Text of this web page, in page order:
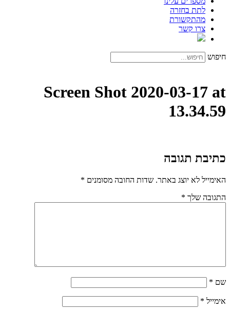
לתת בחזרה
מהתקשורת
צרו קשר
חיפוש
Screen Shot 2020-03-17 at
13.34.59
כתיבת תגובה
האימייל לא יוצג באתר. שדות החובה מסומנים *
התגובה שלך *
שם *
אימייל *